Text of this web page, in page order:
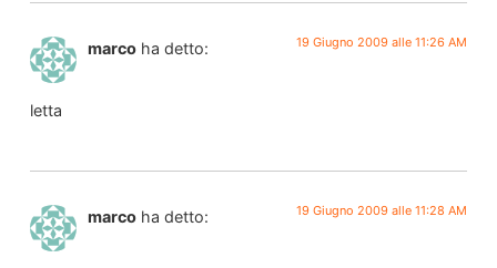
marco ha detto: 19 Giugno 2009 alle 11:26 AM
letta
marco ha detto: 19 Giugno 2009 alle 11:28 AM